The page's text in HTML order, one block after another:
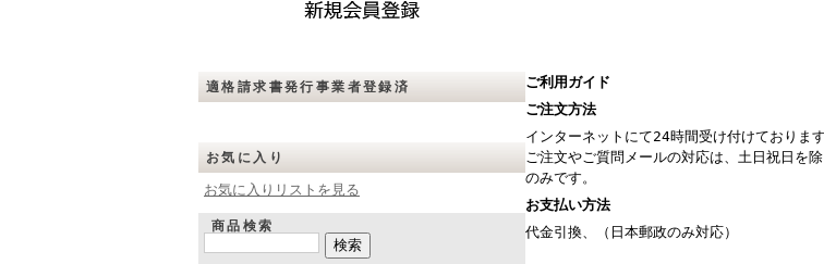
適格請求書発行事業者登録済
お気に入り
お気に入りリストを見る
商品検索
ご利用ガイド
ご注文方法
インターネットにて24時間受け付けております
ご注文やご質問メールの対応は、土日祝日を除
のみです。
お支払い方法
代金引換、（日本郵政のみ対応）